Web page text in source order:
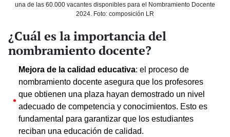
una de las 60.000 vacantes disponibles para el Nombramiento Docente
2024. Foto: composición LR
¿Cuál es la importancia del
nombramiento docente?
Mejora de la calidad educativa: el proceso de
nombramiento docente asegura que los profesores
que obtienen una plaza hayan demostrado un nivel
adecuado de competencia y conocimientos. Esto es
fundamental para garantizar que los estudiantes
reciban una educación de calidad.